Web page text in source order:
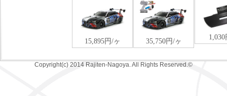
Copyright(c) 2014 Rajiten-Nagoya. All Rights Reserved.©